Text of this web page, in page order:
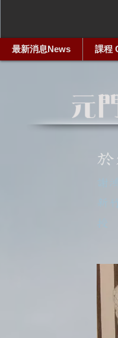
最新消息News 課程